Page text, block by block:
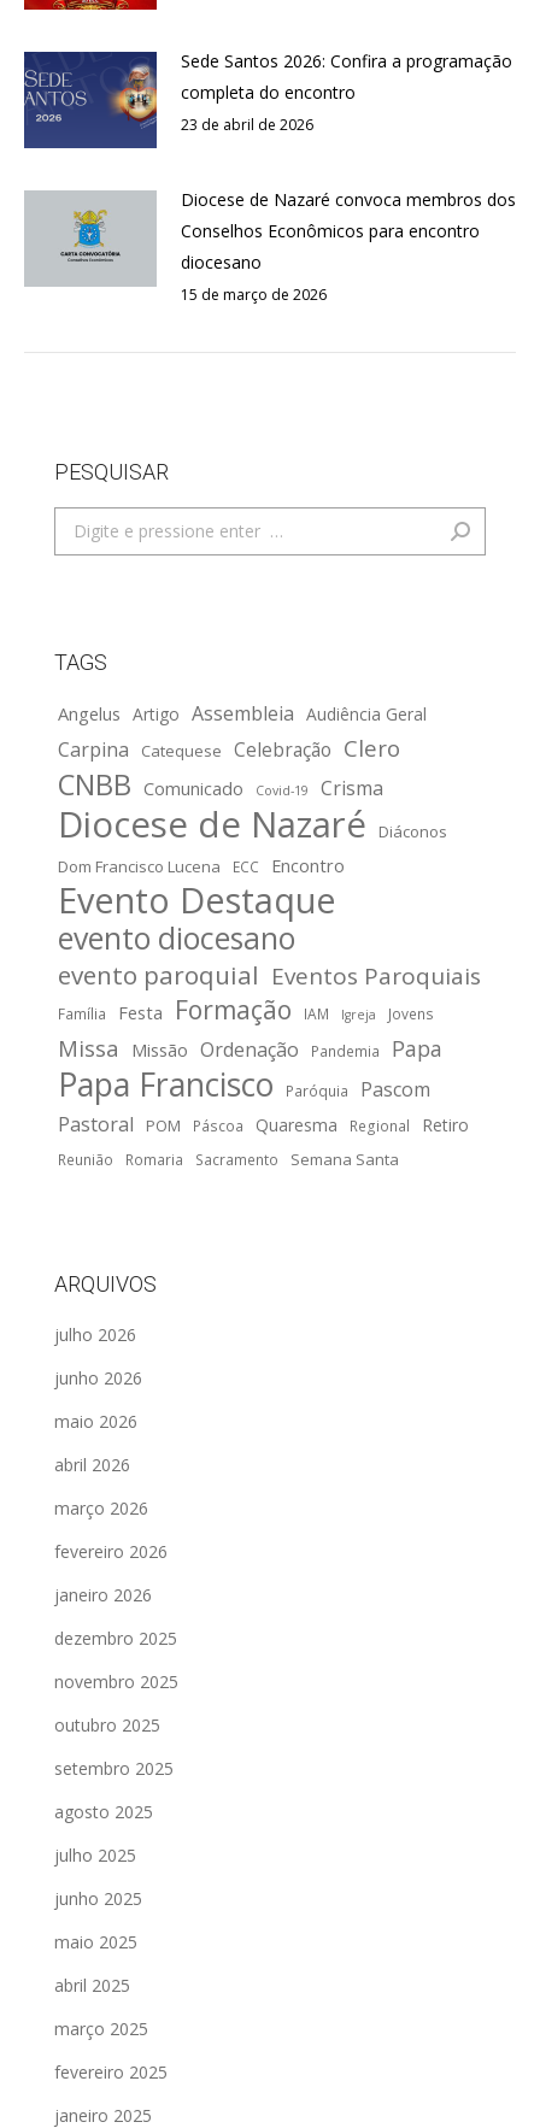
Sede Santos 2026: Confira a programação
completa do encontro
23 de abril de 2026
Diocese de Nazaré convoca membros dos
Conselhos Econômicos para encontro
diocesano
15 de março de 2026
PESQUISAR
Search:
TAGS
Angelus Artigo Assembleia Audiência Geral
Carpina Catequese Celebração Clero
CNBB Comunicado Covid-19 Crisma
Diocese de Nazaré
Diáconos
Dom Francisco Lucena
ECC Encontro
Evento Destaque
evento diocesano
evento paroquial Eventos Paroquiais
Família Festa Formação IAM Igreja Jovens
Missa Missão Ordenação Pandemia Papa
Papa Francisco Paróquia
Pascom
Pastoral
POM Páscoa Quaresma Regional Retiro
Reunião Romaria Sacramento Semana Santa
ARQUIVOS
julho 2026
junho 2026
maio 2026
abril 2026
março 2026
fevereiro 2026
janeiro 2026
dezembro 2025
novembro 2025
outubro 2025
setembro 2025
agosto 2025
julho 2025
junho 2025
maio 2025
abril 2025
março 2025
fevereiro 2025
janeiro 2025